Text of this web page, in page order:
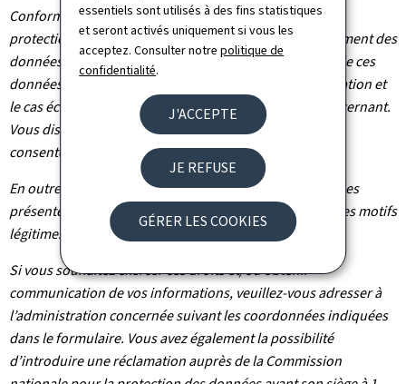
essentiels sont utilisés à des fins statistiques
et seront activés uniquement si vous les
acceptez. Consulter notrepolitique de
confidentialité.
J'ACCEPTE
JE REFUSE
GÉRER LES COOKIES
Conformément au règlement (UE) 2016/679 relatif à la
protection des personnes physiques à l'égard du traitement des
données à caractère personnel et à la libre circulation de ces
données, vous bénéficiez d’un droit d’accès, de rectification et
le cas échéant d’effacement des informations vous concernant.
Vous disposez également du droit de retirer votre
consentement à tout moment.
En outre et excepté le cas où le traitement de vos données
présente un caractère obligatoire, vous pouvez, pour des motifs
légitimes, vous y opposer.
Si vous souhaitez exercer ces droits et/ou obtenir
communication de vos informations, veuillez-vous adresser à
l’administration concernée suivant les coordonnées indiquées
dans le formulaire. Vous avez également la possibilité
d’introduire une réclamation auprès de la Commission